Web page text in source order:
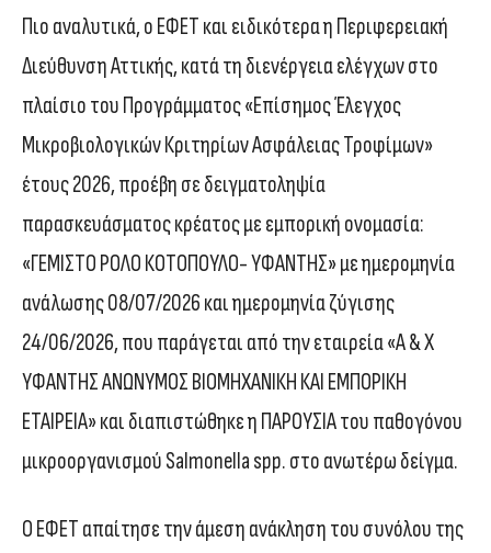
Πιο αναλυτικά, ο ΕΦΕΤ και ειδικότερα η Περιφερειακή
Διεύθυνση Αττικής, κατά τη διενέργεια ελέγχων στο
πλαίσιο του Προγράμματος «Επίσημος Έλεγχος
Μικροβιολογικών Κριτηρίων Ασφάλειας Τροφίμων»
έτους 2026, προέβη σε δειγματοληψία
παρασκευάσματος κρέατος με εμπορική ονομασία:
«ΓΕΜΙΣΤΟ ΡΟΛΟ ΚΟΤΟΠΟΥΛΟ- ΥΦΑΝΤΗΣ» με ημερομηνία
ανάλωσης 08/07/2026 και ημερομηνία ζύγισης
24/06/2026, που παράγεται από την εταιρεία «Α & Χ
ΥΦΑΝΤΗΣ ΑΝΩΝΥΜΟΣ ΒΙΟΜΗΧΑΝΙΚΗ ΚΑΙ ΕΜΠΟΡΙΚΗ
ΕΤΑΙΡΕΙΑ» και διαπιστώθηκε η ΠΑΡΟΥΣΙΑ του παθογόνου
μικροοργανισμού Salmonella spp. στο ανωτέρω δείγμα.
Ο ΕΦΕΤ απαίτησε την άμεση ανάκληση του συνόλου της